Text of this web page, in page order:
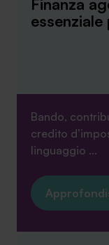
Finanza
Bando,
credito
linguaggio ...